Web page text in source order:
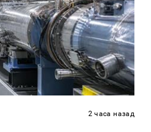
2 часа назад